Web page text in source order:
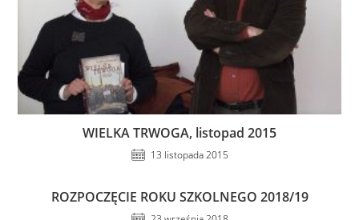
WIELKA TRWOGA, listopad 2015
13 listopada 2015
ROZPOCZĘCIE ROKU SZKOLNEGO 2018/19